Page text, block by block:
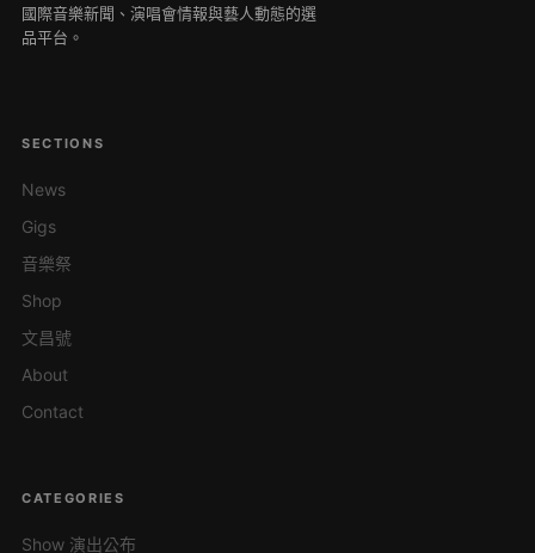
國際音樂新聞、演唱會情報與藝人動態的選
品平台。
SECTIONS
News
Gigs
音樂祭
Shop
文昌號
About
Contact
CATEGORIES
Show 演出公布